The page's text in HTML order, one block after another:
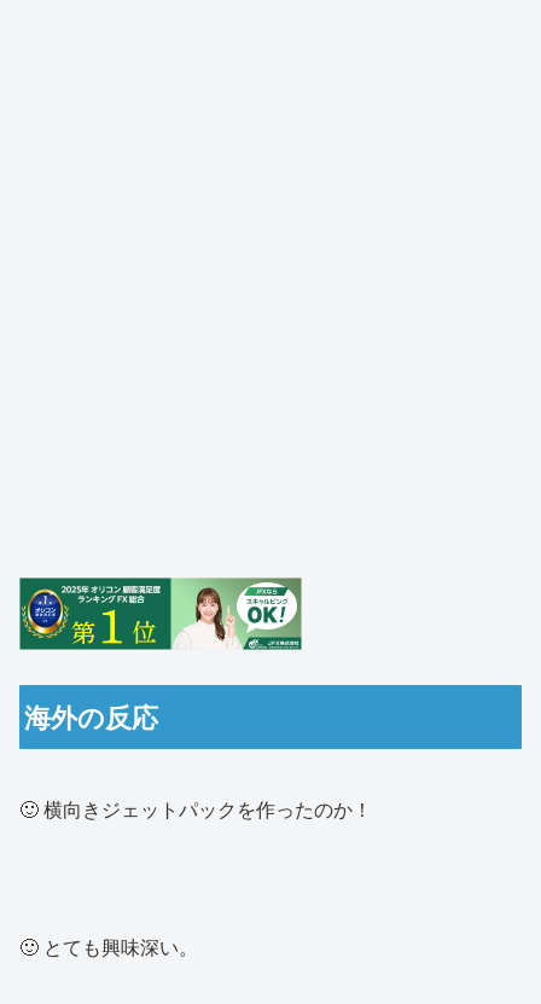
海外の反応
🙂 横向きジェットパックを作ったのか！
🙂 とても興味深い。